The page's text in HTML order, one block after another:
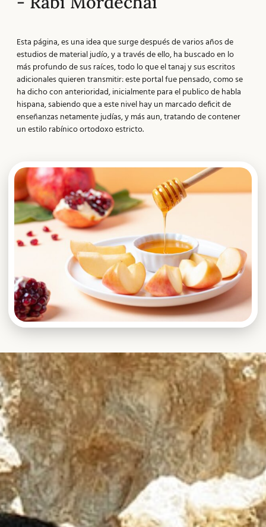
Esta página, es una idea que surge después de varios años de
estudios de material judío, y a través de ello, ha buscado en lo
más profundo de sus raíces, todo lo que el tanaj y sus escritos
adicionales quieren transmitir: este portal fue pensado, como se
ha dicho con anterioridad, inicialmente para el publico de habla
hispana, sabiendo que a este nivel hay un marcado deficit de
enseñanzas netamente judías, y más aun, tratando de contener
un estilo rabínico ortodoxo estricto.